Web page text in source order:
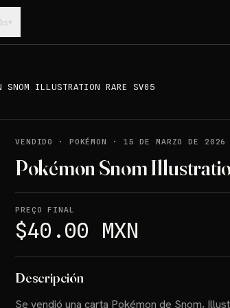
▾
SNOM ILLUSTRATION RARE SV05
VENDIDO · POKÉMON · 15 DE MARZO DE 2026
Pokémon Snom
PREÇO FINAL
$40.00 MXN
Descripción
Se vendió una carta Pokémon de Snom,